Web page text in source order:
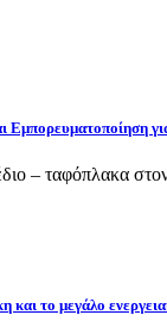
– ταφόπλακα
το μεγάλο